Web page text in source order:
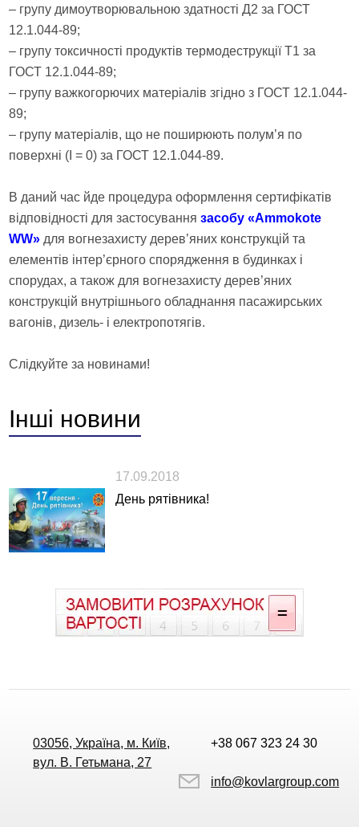
– групу димоутворювальною здатності Д2 за ГОСТ
12.1.044-89;
– групу токсичності продуктів термодеструкції Т1 за
ГОСТ 12.1.044-89;
– групу важкогорючих матеріалів згідно з ГОСТ 12.1.044-
89;
– групу матеріалів, що не поширюють полум’я по
поверхні (I = 0) за ГОСТ 12.1.044-89.
В даний час йде процедура оформлення сертифікатів
відповідності для застосуваннязасобу «Ammokote
WW» для вогнезахисту дерев’яних конструкцій та
елементів інтер’єрного спорядження в будинках і
спорудах, а також для вогнезахисту дерев’яних
конструкцій внутрішнього обладнання пасажирських
вагонів, дизель- і електропотягів.
Слідкуйте за новинами!
Інші новини
17.09.2018
День рятівника!
03056, Україна, м. Київ,
вул. В. Гетьмана, 27
+38 067 323 24 30
info@kovlargroup.com